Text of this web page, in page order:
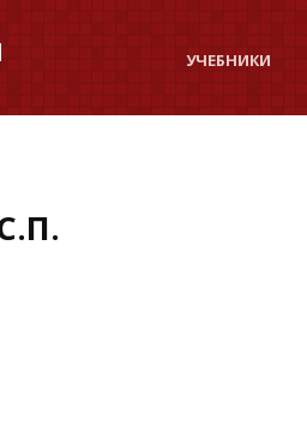
УЧЕБНИКИ